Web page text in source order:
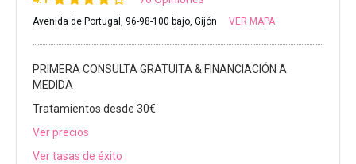
Avenida de Portugal, 96-98-100 bajo, Gijón VER MAPA
PRIMERA CONSULTA GRATUITA & FINANCIACIÓN A
MEDIDA
Tratamientos desde 30€
Ver precios
Ver tasas de éxito